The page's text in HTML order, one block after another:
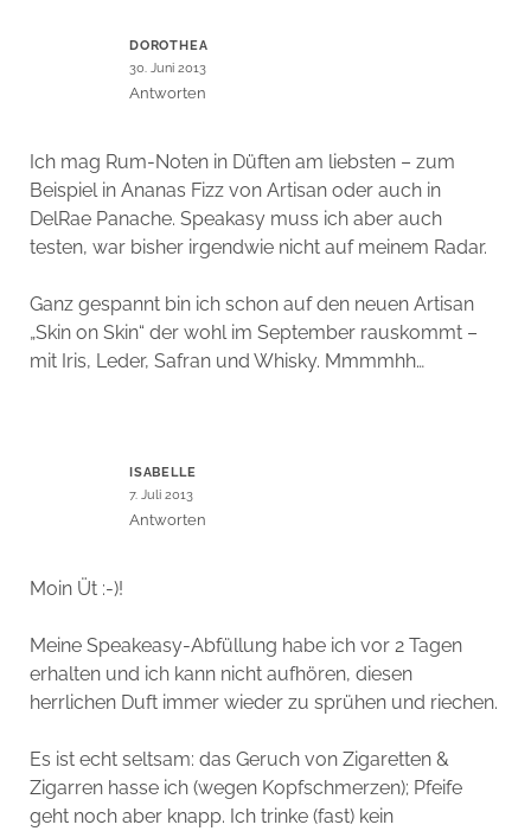
DOROTHEA
30. Juni 2013
Antworten
Ich mag Rum-Noten in Düften am liebsten – zum
Beispiel in Ananas Fizz von Artisan oder auch in
DelRae Panache. Speakasy muss ich aber auch
testen, war bisher irgendwie nicht auf meinem Radar.
Ganz gespannt bin ich schon auf den neuen Artisan
„Skin on Skin“ der wohl im September rauskommt –
mit Iris, Leder, Safran und Whisky. Mmmmhh…
ISABELLE
7. Juli 2013
Antworten
Moin Üt :-)!
Meine Speakeasy-Abfüllung habe ich vor 2 Tagen
erhalten und ich kann nicht aufhören, diesen
herrlichen Duft immer wieder zu sprühen und riechen.
Es ist echt seltsam: das Geruch von Zigaretten &
Zigarren hasse ich (wegen Kopfschmerzen); Pfeife
geht noch aber knapp. Ich trinke (fast) kein